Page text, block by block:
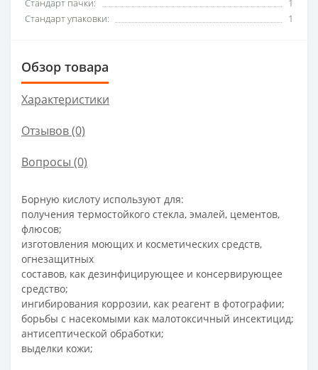
Стандарт пачки:
1
Стандарт упаковки:
1
Обзор товара
Характеристики
Отзывов (0)
Вопросы (0)
Борную кислоту используют для:
получения термостойкого стекла, эмалей, цементов,
флюсов;
изготовления моющих и косметических средств,
огнезащитных
составов, как дезинфицирующее и консервирующее
средство;
ингибирования коррозии, как реагент в фотографии;
борьбы с насекомыми как малотоксичный инсектицид;
антисептической обработки;
выделки кожи;